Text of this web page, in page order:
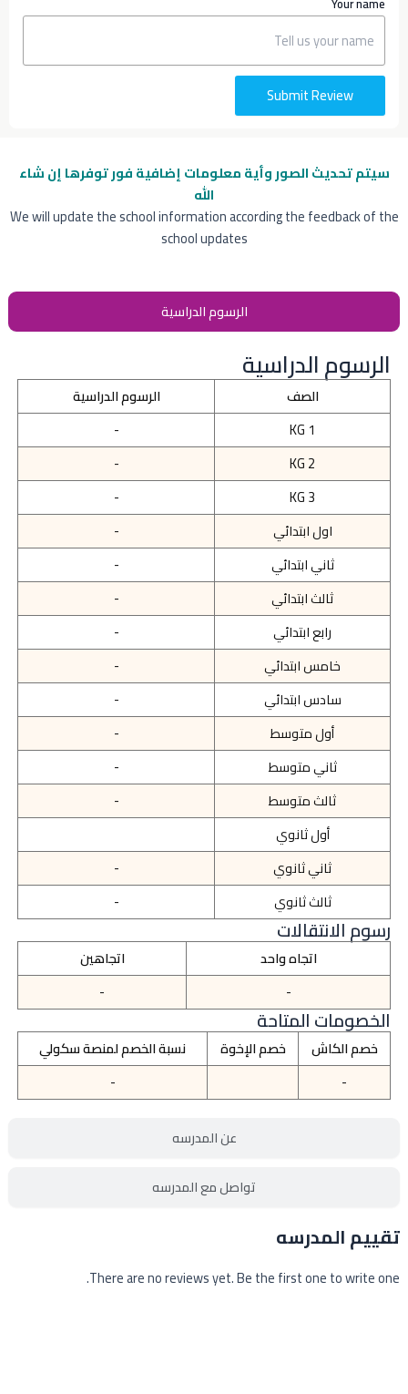
سيتم تحديث الصور وأية معلومات إضافيةفور توفرها إن شاء
الله
We will update the school information according the feedback of the
school updates
الرسوم الدراسية
عن المدرسه
تواصل مع المدرسه
الرسوم الدراسية
الصف
الرسوم الدراسية
KG 1
-
KG 2
-
KG 3
-
اول ابتدائي
-
ثاني ابتدائي
-
ثالث ابتدائي
-
رابع ابتدائي
-
خامس ابتدائي
-
سادس ابتدائي
-
أول متوسط
-
ثاني متوسط
-
ثالث متوسط
-
أول ثانوي
ثاني ثانوي
-
ثالث ثانوي
-
رسوم الانتقالات
اتجاه واحد
اتجاهين
-
-
الخصومات المتاحة
خصم الكاش خصم الإخوة
نسبة الخصم لمنصة سكولي
-
-
تقييم المدرسه
There are no reviews yet. Be the first one to write one.
Submit Review